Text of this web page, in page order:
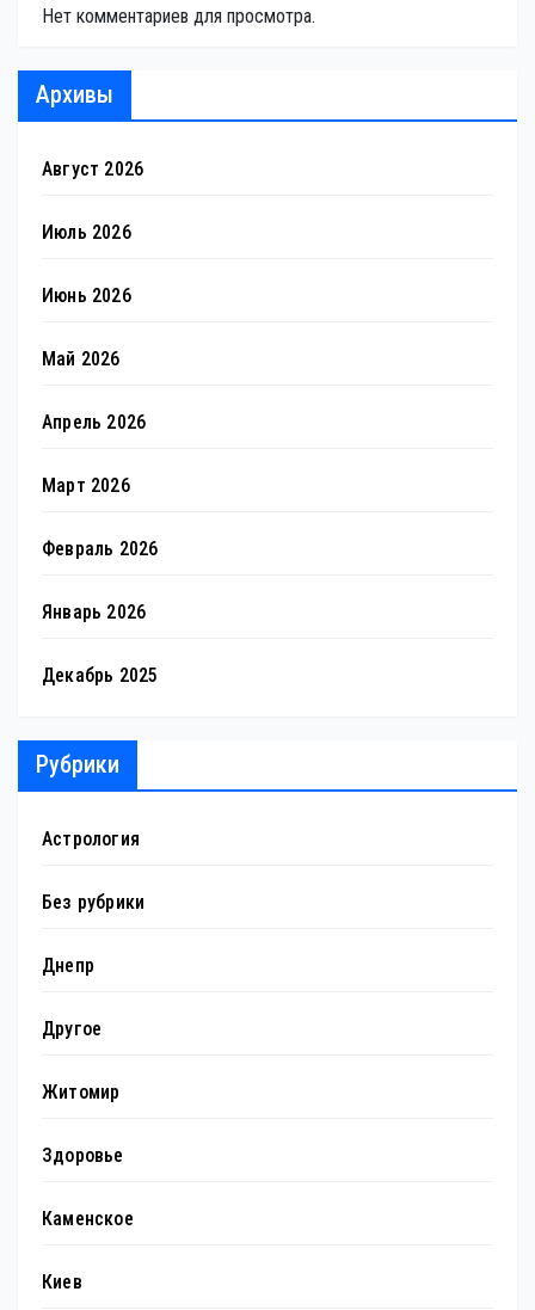
Нет комментариев для просмотра.
Архивы
Август 2026
Июль 2026
Июнь 2026
Май 2026
Апрель 2026
Март 2026
Февраль 2026
Январь 2026
Декабрь 2025
Рубрики
Астрология
Без рубрики
Днепр
Другое
Житомир
Здоровье
Каменское
Киев